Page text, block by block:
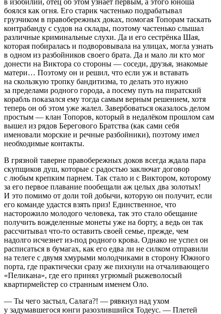
в изобилии, отец об этом узнает первым, а этого юноша
боялся как огня. Его старик частенько подрабатывал
грузчиком в правобережных доках, помогая Топорам таскать
контрабанду с судов на склады, поэтому частенько слышал
различные криминальные слухи. Да и его сестрёнка Шая,
которая побиралась и подворовывала на улицах, могла узнать
в одном из разбойников своего брата. Да и мало ли кто мог
донести на Виктора со стороны — соседи, друзья, знакомые
матери… Поэтому он и решил, что если уж и вставать
на скользкую тропку бандитизма, то делать это нужно
за пределами родного города, а посему путь на пиратский
корабль показался ему тогда самым верным решением, хотя
теперь он об этом уже жалел. Завербоваться оказалось делом
простым — клан Топоров, который в недалёком прошлом сам
вышел из рядов Берегового Братства (как сами себя
именовали морские и речные разбойники), поэтому имел
необходимые контакты.
В грязной таверне правобережных доков всегда ждала пара
скупщиков душ, которые с радостью заключат договор
с любым крепким парнем. Так стало и с Виктором, которому
за его первое плавание пообещали аж целых два золотых!
И это помимо от доли той добычи, которую он получит, если
его команде удастся взять приз! Единственное, что
насторожило молодого человека, так это стало обещание
получить вожделенные монеты уже на борту, а ведь он так
рассчитывал что-то оставить своей семье, прежде, чем
надолго исчезнет из-под родного крова. Однако не успел он
расписаться в бумагах, как его едва ли не силком отправили
на телеге с двумя хмурыми молодчиками в сторону Южного
порта, где практически сразу же пихнули на отчаливающего
«Пеликана», где его принял угрюмый рыжеволосый
квартирмейстер со странным именем Оло.
— Ты чего застыл, Салага?! — рявкнул над ухом
у задумавшегося юнги разозлившийся Тодеус. — Плетей